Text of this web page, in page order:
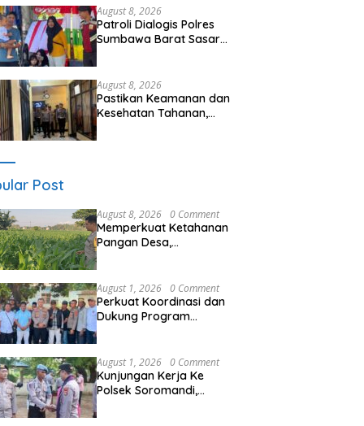
Swasembada Pangan
August 8, 2026
Patroli Dialogis Polres
Sumbawa Barat Sasar
Tetap Kondusif
August 8, 2026
Pastikan Keamanan dan
Kesehatan Tahanan,
Post
August 8, 2026 0 Comment
Memperkuat Ketahanan
Pangan Desa,
Kuranji Dalang
August 1, 2026 0 Comment
Perkuat Koordinasi dan
Dukung Program
Silaturahmi Bersama
Pemdes Nggembe
August 1, 2026 0 Comment
Kunjungan Kerja Ke
Polsek Soromandi,